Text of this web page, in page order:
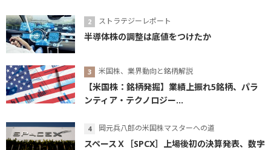
ストラテジーレポート
半導体株の調整は底値をつけたか
米国株、業界動向と銘柄解説
【米国株：銘柄発掘】業績上振れ5銘柄、パラ
ンティア・テクノロジー...
岡元兵八郎の米国株マスターへの道
スペースＸ［SPCX］上場後初の決算発表、数字